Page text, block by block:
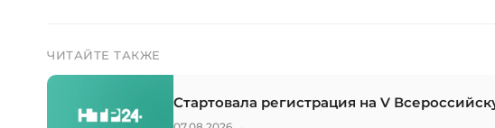
ЧИТАЙТЕ ТАКЖЕ
Стартовала регистрация на V